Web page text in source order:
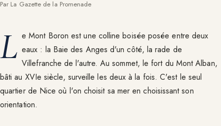
Par La Gazette de la Promenade
L e Mont Boron est une colline boisée posée entre deux
eaux : la Baie des Anges d'un côté, la rade de
Villefranche de l'autre. Au sommet, le fort du Mont Alban,
bâti au XVIe siècle, surveille les deux à la fois. C'est le seul
quartier de Nice où l'on choisit sa mer en choisissant son
orientation.